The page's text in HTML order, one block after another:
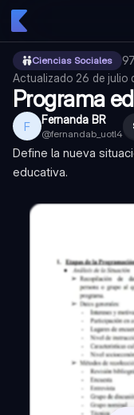
Ciencias Sociales 97
Actualizado 26 de julio
Programa
F Fernanda BR
@fernandab_uotl4
Define la nueva
educativa.